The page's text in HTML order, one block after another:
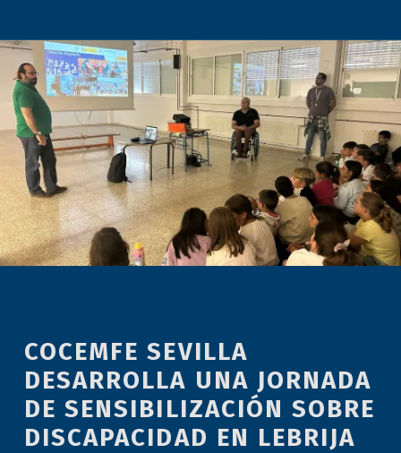
COCEMFE SEVILLA
DESARROLLA UNA JORNADA
DE SENSIBILIZACIÓN SOBRE
DISCAPACIDAD EN LEBRIJA